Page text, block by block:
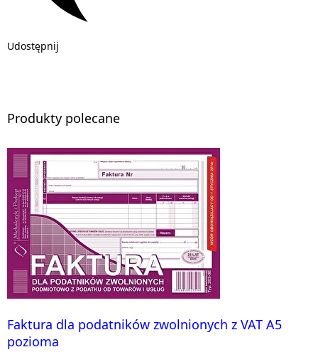
Udostępnij
Produkty polecane
Faktura dla podatników zwolnionych z VAT A5
pozioma